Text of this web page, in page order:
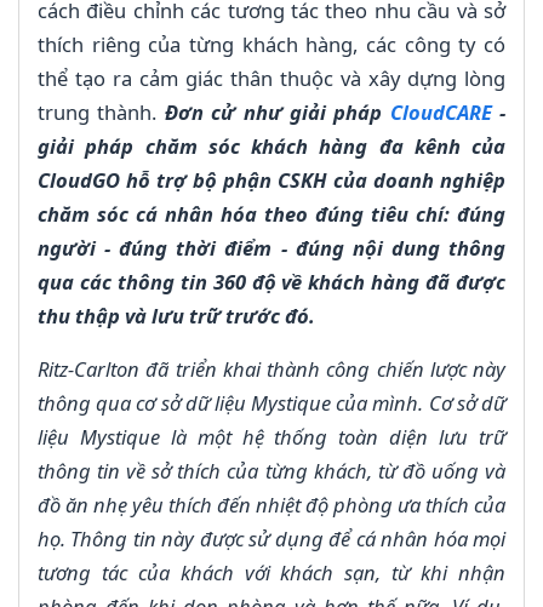
cách điều chỉnh các tương tác theo nhu cầu và sở
thích riêng của từng khách hàng, các công ty có
thể tạo ra cảm giác thân thuộc và xây dựng lòng
trung thành. Đơn cử như giải pháp CloudCARE-
giải pháp chăm sóc khách hàng đa kênh của
CloudGO hỗ trợ bộ phận CSKH của doanh nghiệp
chăm sóc cá nhân hóa theo đúng tiêu chí: đúng
người - đúng thời điểm - đúng nội dung thông
qua các thông tin 360 độ về khách hàng đã được
thu thập và lưu trữ trước đó.
Ritz-Carlton đã triển khai thành công chiến lược này
thông qua cơ sở dữ liệu Mystique của mình. Cơ sở dữ
liệu Mystique là một hệ thống toàn diện lưu trữ
thông tin về sở thích của từng khách, từ đồ uống và
đồ ăn nhẹ yêu thích đến nhiệt độ phòng ưa thích của
họ. Thông tin này được sử dụng để cá nhân hóa mọi
tương tác của khách với khách sạn, từ khi nhận